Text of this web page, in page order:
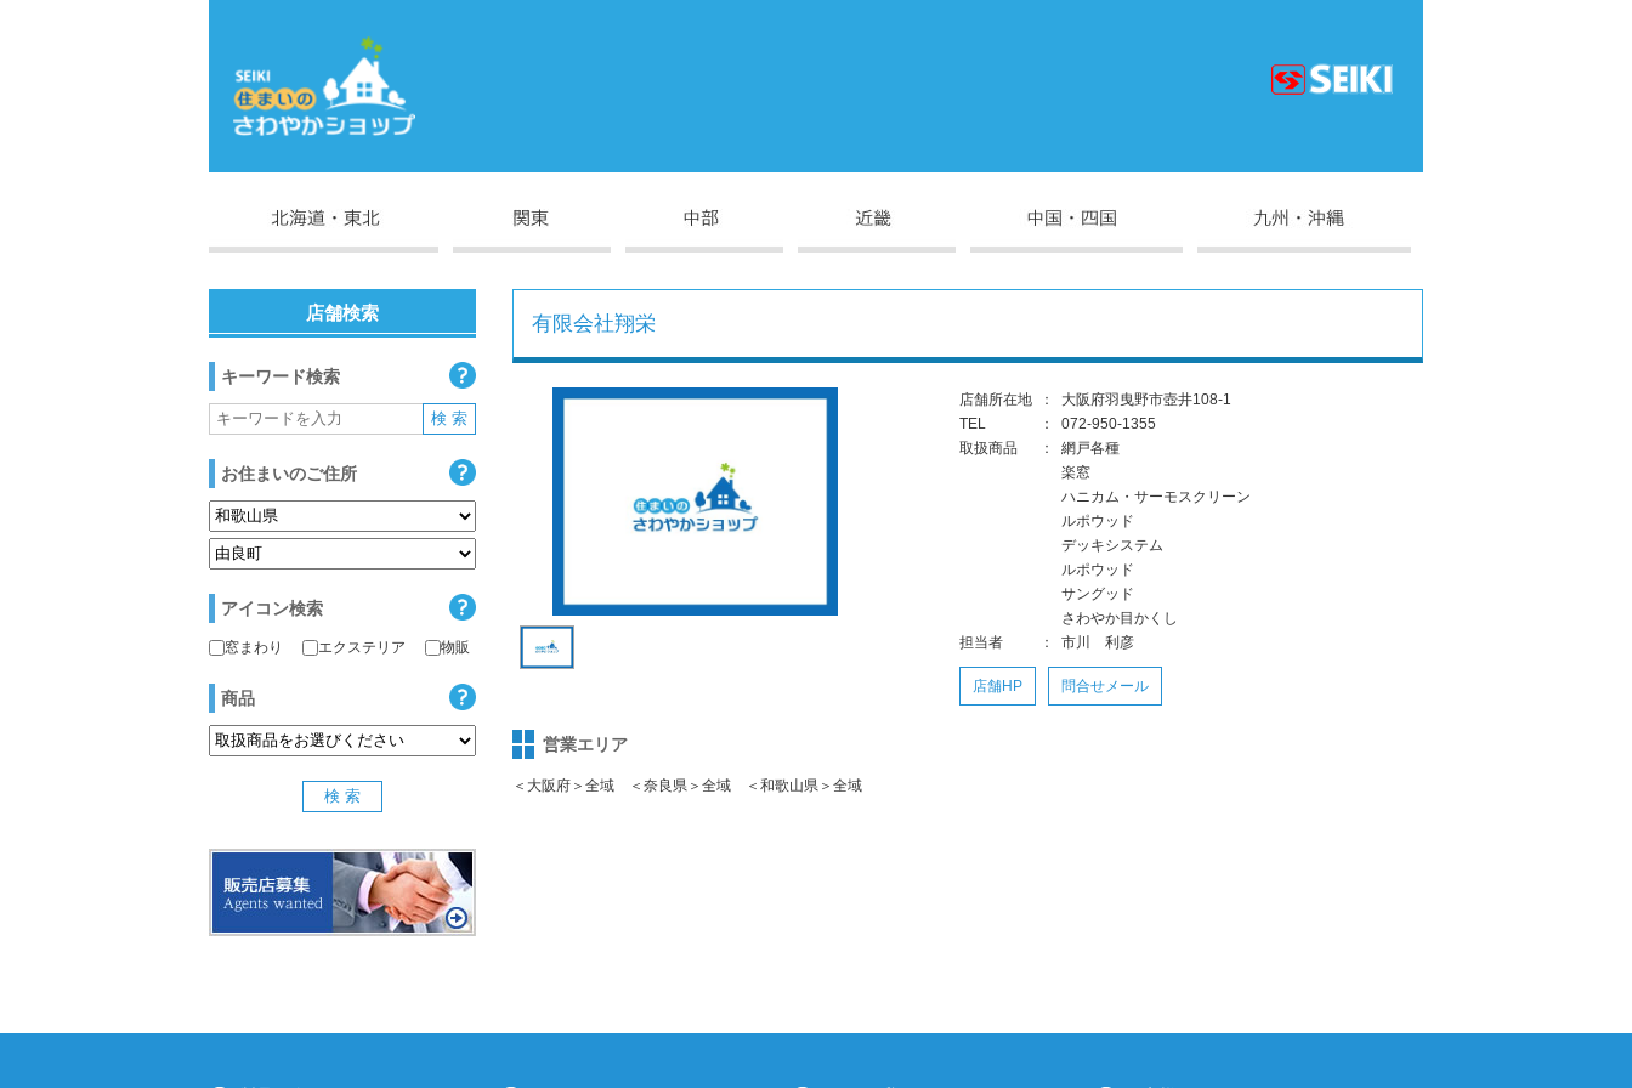
有限会社翔栄
店舗所在地 ：
大阪府羽曳野市壺井108-1
TEL
：
072-950-1355
取扱商品
：
網戸各種
楽窓
ハニカム・サーモスクリーン
ルポウッド
デッキシステム
ルポウッド
サングッド
さわやか目かくし
担当者
： 市川 利彦
店舗HP 問合せメール
営業エリア
＜大阪府＞全域 ＜奈良県＞全域 ＜和歌山県＞全域
店舗検索
キーワード検索
お住まいのご住所
アイコン検索
窓まわり エクステリア 物販
商品